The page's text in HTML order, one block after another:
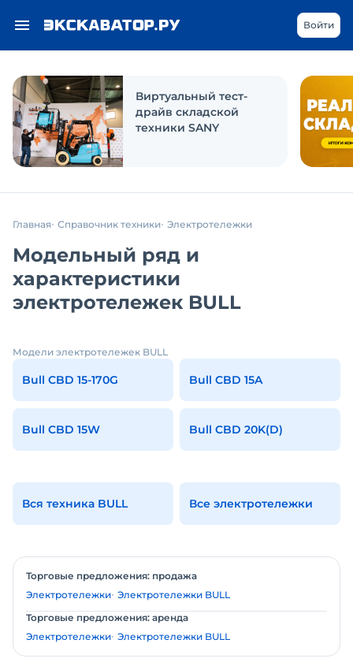
Войти
Виртуальный тест-
драйв складской
техники SANY
Главная Справочник техники Электротележки
Модельный ряд и
характеристики
электротележек BULL
Модели электротележек BULL
Bull CBD 15-170G Bull CBD 15A
Bull CBD 15W Bull CBD 20K(D)
Вся техника BULL Все электротележки
Торговые предложения: продажа
Электротележки Электротележки BULL
Торговые предложения: аренда
Электротележки Электротележки BULL